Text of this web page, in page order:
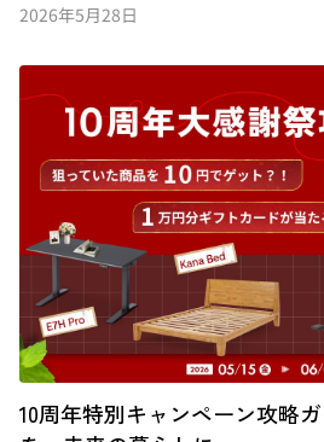
2026年5月28日
10周年特別キャンペーン攻略